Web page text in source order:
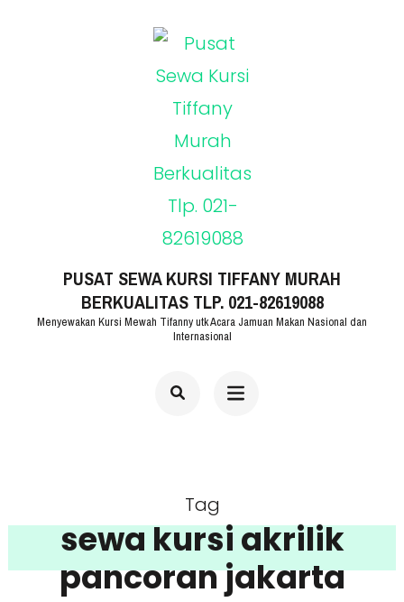
PUSAT SEWA KURSI TIFFANY MURAH
BERKUALITAS TLP. 021-82619088
Menyewakan Kursi Mewah Tifanny utk Acara Jamuan Makan Nasional dan
Internasional
Tag
sewa kursi akrilik
pancoran jakarta